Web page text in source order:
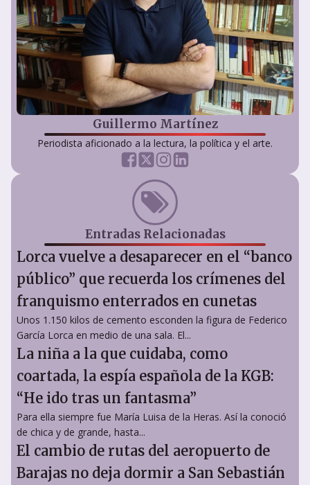
Guillermo Martínez
Periodista aficionado a la lectura, la política y el arte.
Entradas Relacionadas
Lorca vuelve a desaparecer en el “banco
público” que recuerda los crímenes del
franquismo enterrados en cunetas
Unos 1.150 kilos de cemento esconden la figura de Federico
García Lorca en medio de una sala. El...
La niña a la que cuidaba, como
coartada, la espía española de la KGB:
“He ido tras un fantasma”
Para ella siempre fue María Luisa de la Heras. Así la conoció
de chica y de grande, hasta...
El cambio de rutas del aeropuerto de
Barajas no deja dormir a San Sebastián